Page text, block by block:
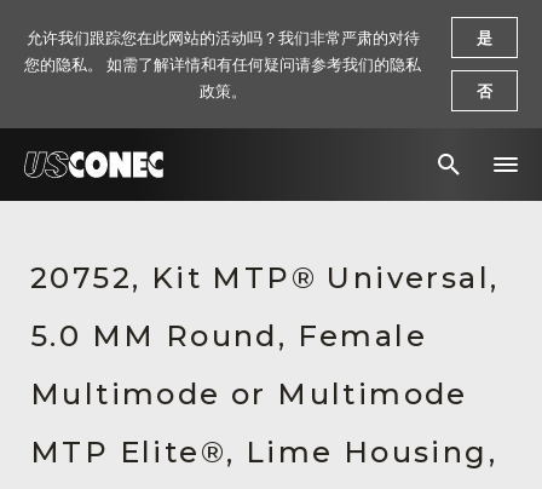
解决方案
产品
资源
关于我们
20752, Kit MTP® Universal,
5.0 MM Round, Female
Multimode or Multimode
MTP Elite®, Lime Housing,
允许我们跟踪您在此网站的活动吗？我们非常严肃的对待
您的隐私。 如需了解详情和有任何疑问请参考我们的隐私
政策。
是
否